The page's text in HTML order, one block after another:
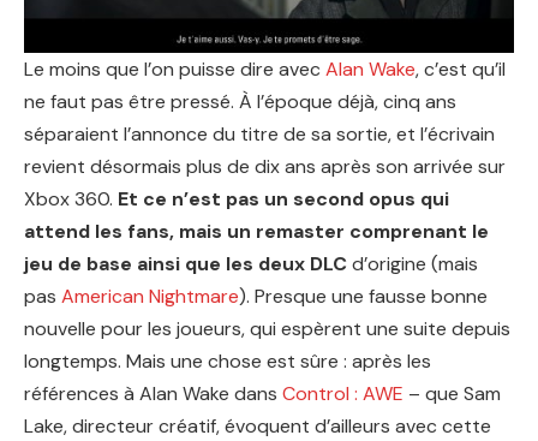
Le moins que l’on puisse dire avec Alan Wake, c’est qu’il
ne faut pas être pressé. À l’époque déjà, cinq ans
séparaient l’annonce du titre de sa sortie, et l’écrivain
revient désormais plus de dix ans après son arrivée sur
Xbox 360. Et ce n’est pas un second opus qui
attend les fans, mais un remaster comprenant le
jeu de base ainsi que les deux DLCd’origine (mais
pas American Nightmare). Presque une fausse bonne
nouvelle pour les joueurs, qui espèrent une suite depuis
longtemps. Mais une chose est sûre : après les
références à Alan Wake dans Control : AWE – que Sam
Lake, directeur créatif, évoquent d’ailleurs avec cette